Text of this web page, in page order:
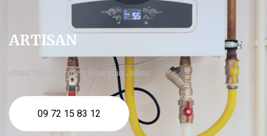
ARTISAN
chauffagiste expert Bourgoin Jallieu
09 72 15 83 12